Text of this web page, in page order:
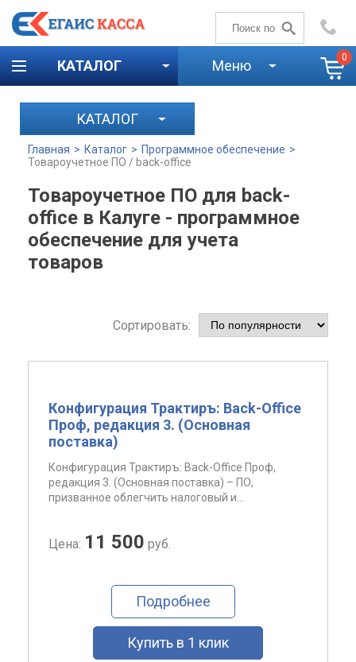
+7 (4842)59-58-00
КАТАЛОГ Меню 0
КАТАЛОГ
Главная > Каталог > Программное обеспечение >
Товароучетное ПО / back-office
Товароучетное ПО для back-
office в Калуге - программное
обеспечение для учета
товаров
Сортировать:
Конфигурация Трактиръ: Back-Office
Проф, редакция 3. (Основная
поставка)
Конфигурация Трактиръ: Back-Office Проф,
редакция 3. (Основная поставка) – ПО,
призванное облегчить налоговый и...
Цена: 11 500 руб.
Подробнее
Купить в 1 клик